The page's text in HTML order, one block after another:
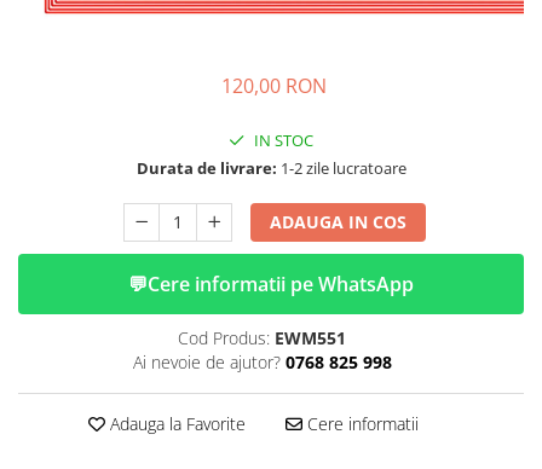
➔ Ruris
Huse
Toate accesoriile la Triciclete
Masini Electrice
120,00 RON
IN STOC
Durata de livrare: 1-2 zile lucratoare
ADAUGA IN COS
💬Cere informatii pe WhatsApp
Cod Produs: EWM551
Ai nevoie de ajutor? 0768 825 998
Adauga la Favorite Cere informatii